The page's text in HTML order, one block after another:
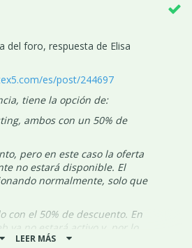
del foro, respuesta de Elisa
es/post/244697
tiene la opción de:
ambos con un 50% de
pero en este caso la oferta
no estará disponible. El
normalmente, solo que
con el 50% de descuento. En
ya no estará activo y, por lo
disponibles en línea.
LEER MÁS